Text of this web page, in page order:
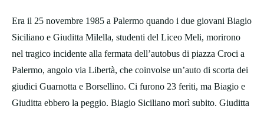
Era il 25 novembre 1985 a Palermo quando i due giovani Biagio
Siciliano e Giuditta Milella, studenti del Liceo Meli, morirono
nel tragico incidente alla fermata dell’autobus di piazza Croci a
Palermo, angolo via Libertà, che coinvolse un’auto di scorta dei
giudici Guarnotta e Borsellino. Ci furono 23 feriti, ma Biagio e
Giuditta ebbero la peggio. Biagio Siciliano morì subito. Giuditta